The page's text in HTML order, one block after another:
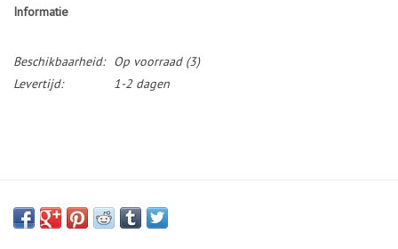
Informatie
Beschikbaarheid: Op voorraad(3)
Levertijd:
1-2 dagen